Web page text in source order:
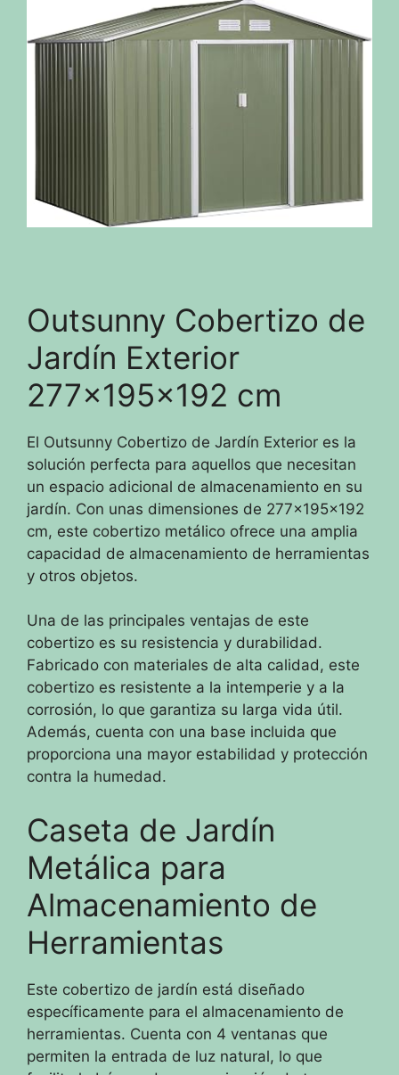
Outsunny Cobertizo de
Jardín Exterior
277x195x192 cm
El Outsunny Cobertizo de Jardín Exterior es la
solución perfecta para aquellos que necesitan
un espacio adicional de almacenamiento en su
jardín. Con unas dimensiones de 277x195x192
cm, este cobertizo metálico ofrece una amplia
capacidad de almacenamiento de herramientas
y otros objetos.
Una de las principales ventajas de este
cobertizo es su resistencia y durabilidad.
Fabricado con materiales de alta calidad, este
cobertizo es resistente a la intemperie y a la
corrosión, lo que garantiza su larga vida útil.
Además, cuenta con una base incluida que
proporciona una mayor estabilidad y protección
contra la humedad.
Caseta de Jardín
Metálica para
Almacenamiento de
Herramientas
Este cobertizo de jardín está diseñado
específicamente para el almacenamiento de
herramientas. Cuenta con 4 ventanas que
permiten la entrada de luz natural, lo que